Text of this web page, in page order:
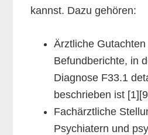
kannst. Dazu gehören:
Ärztliche Gutachten
Befundberichte, in
Diagnose F33.1
beschrieben ist
Fachärztliche
Psychiatern und